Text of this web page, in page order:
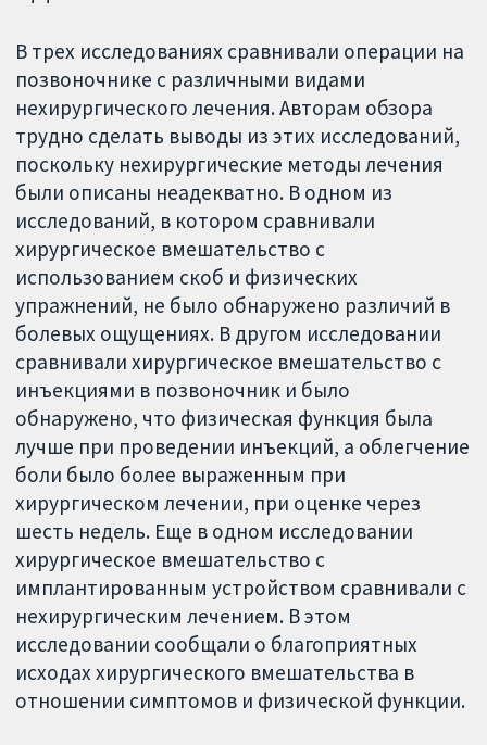
В трех исследованиях сравнивали операции на
позвоночнике с различными видами
нехирургического лечения. Авторам обзора
трудно сделать выводы из этих исследований,
поскольку нехирургические методы лечения
были описаны неадекватно. В одном из
исследований, в котором сравнивали
хирургическое вмешательство с
использованием скоб и физических
упражнений, не было обнаружено различий в
болевых ощущениях. В другом исследовании
сравнивали хирургическое вмешательство с
инъекциями в позвоночник и было
обнаружено, что физическая функция была
лучше при проведении инъекций, а облегчение
боли было более выраженным при
хирургическом лечении, при оценке через
шесть недель. Еще в одном исследовании
хирургическое вмешательство с
имплантированным устройством сравнивали с
нехирургическим лечением. В этом
исследовании сообщали о благоприятных
исходах хирургического вмешательства в
отношении симптомов и физической функции.